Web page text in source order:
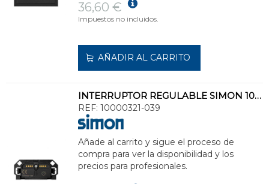
36,60 €
Impuestos no incluidos.
AÑADIR AL CARRITO
INTERRUPTOR REGULABLE SIMON 100 CORTE DE FASE 3 HILOS
REF: 10000321-039
Añade al carrito y sigue el proceso de
compra para ver la disponibilidad y los
precios para profesionales.